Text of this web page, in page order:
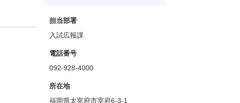
担当部署
入試広報課
電話番号
092-928-4000
所在地
福岡県太宰府市宰府6-3-1